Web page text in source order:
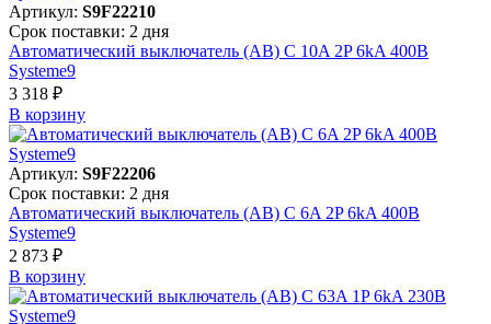
Артикул: S9F22210
Срок поставки: 2 дня
Автоматический выключатель (АВ) C 10A 2P 6kA 400В
Systeme9
3 318 ₽
В корзинy
Артикул: S9F22206
Срок поставки: 2 дня
Автоматический выключатель (АВ) C 6A 2P 6kA 400В
Systeme9
2 873 ₽
В корзинy